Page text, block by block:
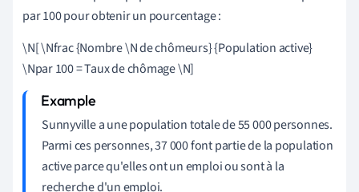
par 100 pour obtenir un pourcentage :
\N[ \Nfrac {Nombre \N de chômeurs} {Population active}
\Npar 100 = Taux de chômage \N]
Sunnyville a une population totale de 55 000 personnes.
Parmi ces personnes, 37 000 font partie de la population
active parce qu'elles ont un emploi ou sont à la
recherche d'un emploi.